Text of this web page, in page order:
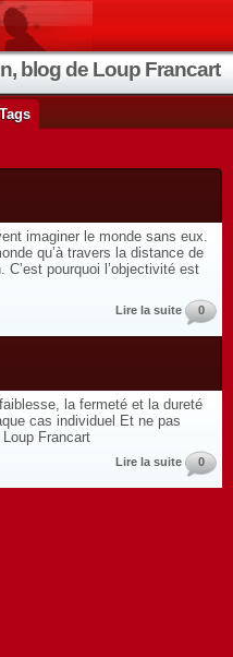
blog de Loup Francart
Tags
imaginer le monde sans eux.
qu’à travers la distance de
C’est pourquoi l’objectivité est
Lire la suite 0
la fermeté et la dureté
cas individuel Et ne pas
Francart
Lire la suite 0